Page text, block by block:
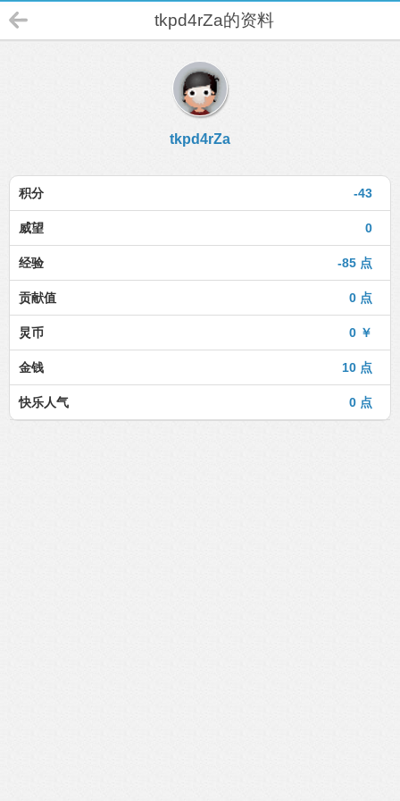
tkpd4rZa的资料
tkpd4rZa
-43
积分
0
威望
-85 点
经验
0 点
贡献值
0 ￥
炅币
10 点
金钱
0 点
快乐人气